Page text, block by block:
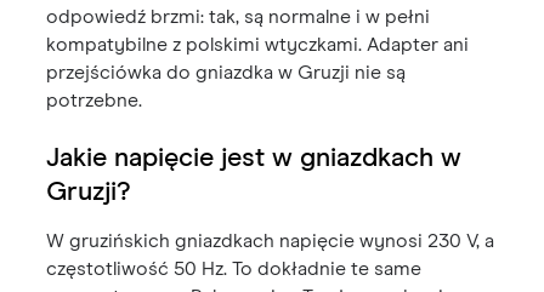
odpowiedź brzmi: tak, są normalne i w pełni
kompatybilne z polskimi wtyczkami. Adapter ani
przejściówka do gniazdka w Gruzji nie są
potrzebne.
Jakie napięcie jest w gniazdkach w
Gruzji?
W gruzińskich gniazdkach napięcie wynosi 230 V, a
częstotliwość 50 Hz. To dokładnie te same